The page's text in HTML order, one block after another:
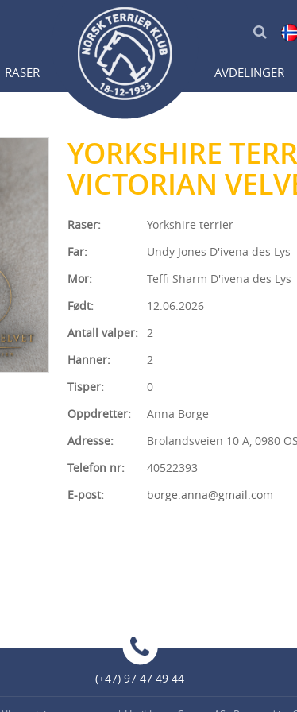
RASER AVDELINGER
YORKSHIRE
VICTORIAN
Raser:
Yorkshire terrier
Far:
Undy Jones D'ivena des Lys
Mor:
Teffi Sharm D'ivena des Lys
Født:
12.06.2026
Antall valper:
2
Hanner:
2
Tisper:
0
Oppdretter:
Anna Borge
Adresse:
Brolandsveien 10 A, 0980
Telefon nr:
40522393
E-post:
borge.anna@gmail.com
(+47) 97 47 49 44